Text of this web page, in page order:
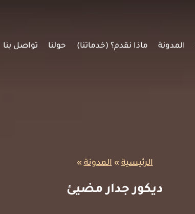
المدونة ماذا نقدم؟ (خدماتنا) حولنا تواصل بنا
الرئيسية»المدونة»
ديكور جدار مضيئ